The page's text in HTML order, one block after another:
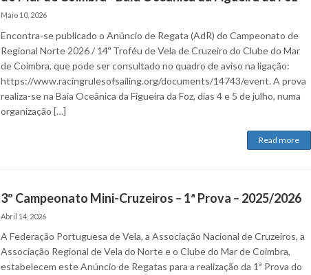
Maio 10, 2026
Encontra-se publicado o Anúncio de Regata (AdR) do Campeonato de
Regional Norte 2026 / 14º Troféu de Vela de Cruzeiro do Clube do Mar
de Coimbra, que pode ser consultado no quadro de aviso na ligação:
https://www.racingrulesofsailing.org/documents/14743/event. A prova
realiza-se na Baía Oceânica da Figueira da Foz, dias 4 e 5 de julho, numa
organização […]
Read more
3º Campeonato Mini-Cruzeiros – 1ª Prova – 2025/2026
Abril 14, 2026
A Federação Portuguesa de Vela, a Associação Nacional de Cruzeiros, a
Associação Regional de Vela do Norte e o Clube do Mar de Coimbra,
estabelecem este Anúncio de Regatas para a realização da 1ª Prova do